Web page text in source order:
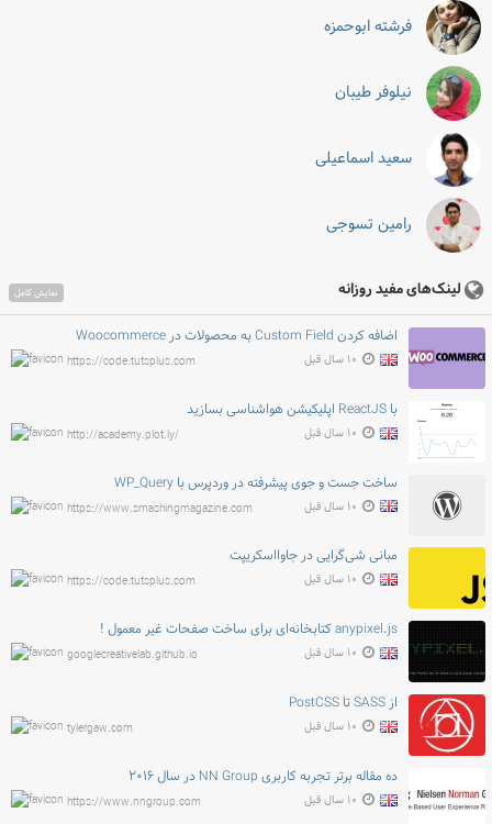
فرشته ابوحمزه
نیلوفر طیبان
سعید اسماعیلی
رامین تسوجی
لینک‌های مفید روزانه نمایش کامل
اضافه کردن Custom Field به محصولات در Woocommerce
https://code.tutsplus.com ۱۰ سال قبل
با ReactJS اپلیکیشن هواشناسی بسازید
http://academy.plot.ly/ ۱۰ سال قبل
ساخت جست و جوی پیشرفته در وردپرس با WP_Query
https://www.smashingmagazine.com ۱۰ سال قبل
مبانی شی‌گرایی در جاوااسکریپت
https://code.tutsplus.com ۱۰ سال قبل
anypixel.js کتابخانه‌ای برای ساخت صفحات غیر معمول !
googlecreativelab.github.io ۱۰ سال قبل
از SASS تا PostCSS
tylergaw.com ۱۰ سال قبل
ده مقاله برتر تجربه کاربری NN Group در سال ۲۰۱۶
https://www.nngroup.com ۱۰ سال قبل